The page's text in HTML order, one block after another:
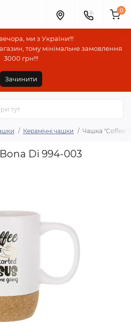
ми з України!!!
тому мінімальне замовлення
3000 грн!!!
Зачинити
0
Керамічні чашки Чашка "Coffee"
Di 994-003